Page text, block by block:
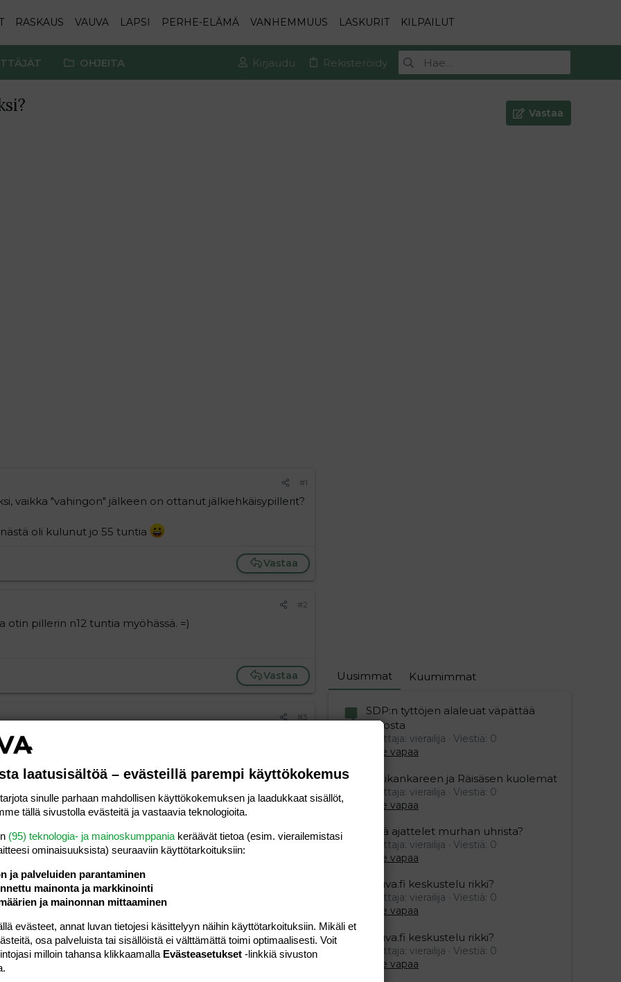
RASKAUS VAUVA LAPSI PERHE-ELÄMÄ VANHEMMUUS LASKURIT KILPAILUT
OHJEITA Kirjaudu Rekisteröidy
Vastaa
#1
vaikka "vahingon" jälkeen on ottanut jälkiehkäisypillerit?
oli kulunut jo 55 tuntia
Vastaa
#2
otin pillerin n12 tuntia myöhässä. =)
Vastaa
#3
=)
editoriin…lista
Järjestämätön lista
Suurenna sisennystä
sisennystä
vasemmalle
oikealle
text
Paragraph format
1
2
3
Lisää hyperlinkki
Lisää kuva
Laajennettuun editoriin…
luonnos
Uusimmat Kuumimmat
SDP:n tyttöjen alaleuat väpättää
pelosta
Aloittaja: vierailija
Viestiä: 0
Aihe vapaa
Ristikankareen ja Räisäsen kuolemat
Aloittaja: vierailija
Viestiä: 0
Aihe vapaa
Mitä ajattelet murhan uhrista?
Aloittaja: vierailija
Viestiä: 0
Aihe vapaa
Vauva.fi keskustelu rikki?
Aloittaja: vierailija
Viestiä: 0
Aihe vapaa
Vauva.fi keskustelu rikki?
Aloittaja: vierailija
Viestiä: 0
Aihe vapaa
laatusisältöä – evästeillä parempi käyttökokemus
sinulle parhaan mahdollisen käyttökokemuksen ja laadukkaat sisällöt,
tällä sivustolla evästeitä ja vastaavia teknologioita.
(95) teknologia- ja mainoskumppania keräävät tietoa (esim. vierailemis­tasi
ominaisuuk­sista) seuraaviin käyttötarkoituksiin:
ja palveluiden parantaminen
mainonta ja markkinointi
ja mainonnan mittaaminen
evästeet, annat luvan tietojesi käsittelyyn näihin käyttötarkoituksiin. Mikäli et
osa palveluista tai sisällöistä ei välttämättä toimi optimaalisesti. Voit
milloin tahansa klikkaamalla Evästeasetukset -linkkiä sivuston